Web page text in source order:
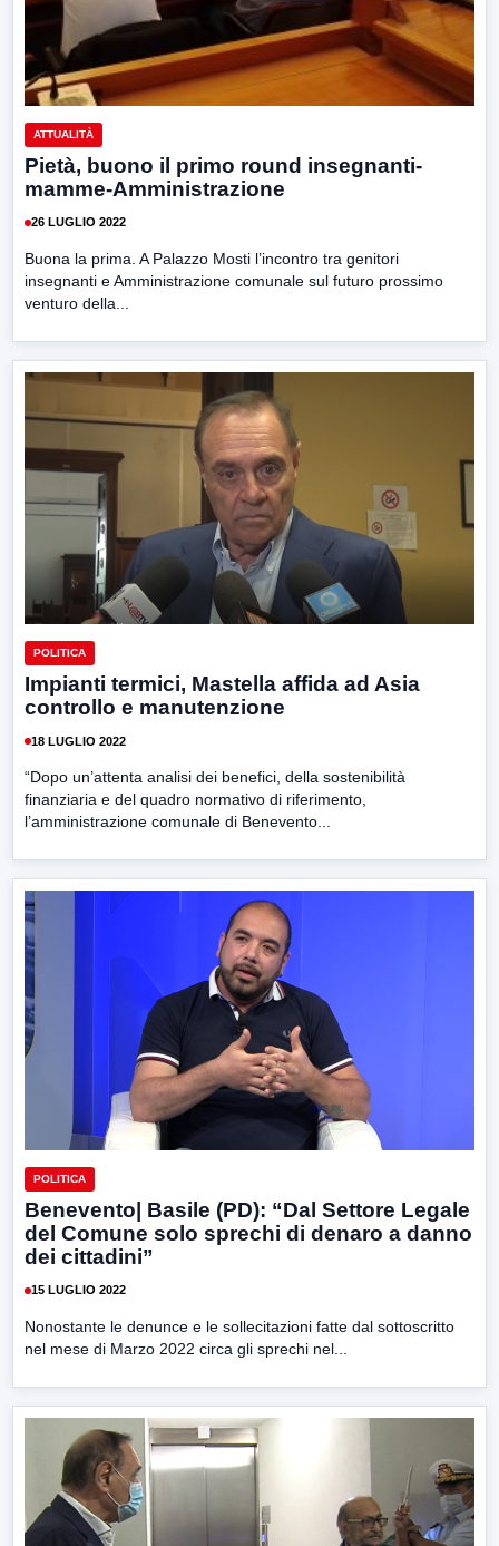
ATTUALITÀ
Pietà, buono il primo round insegnanti-
mamme-Amministrazione
26 LUGLIO 2022
Buona la prima. A Palazzo Mosti l’incontro tra genitori
insegnanti e Amministrazione comunale sul futuro prossimo
venturo della...
POLITICA
Impianti termici, Mastella affida ad Asia
controllo e manutenzione
18 LUGLIO 2022
“Dopo un’attenta analisi dei benefici, della sostenibilità
finanziaria e del quadro normativo di riferimento,
l’amministrazione comunale di Benevento...
POLITICA
Benevento| Basile (PD): “Dal Settore Legale
del Comune solo sprechi di denaro a danno
dei cittadini”
15 LUGLIO 2022
Nonostante le denunce e le sollecitazioni fatte dal sottoscritto
nel mese di Marzo 2022 circa gli sprechi nel...